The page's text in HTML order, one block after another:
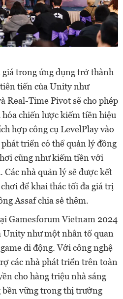
trong ứng dụng trở thành
tiến của Unity như
Real-Time Pivot sẽ cho phép
chiến lược kiếm tiền hiệu
hợp công cụ LevelPlay vào
triển có thể quản lý đồng
cũng như kiếm tiền với
nhà quản lý sẽ được kết
để khai thác tối đa giá trị
Assaf chia sẻ thêm.
Gamesforum Vietnam 2024
Unity như một nhân tố quan
di động. Với công nghệ
các nhà phát triển trên toàn
cho hàng triệu nhà sáng
bền vững trong thị trường